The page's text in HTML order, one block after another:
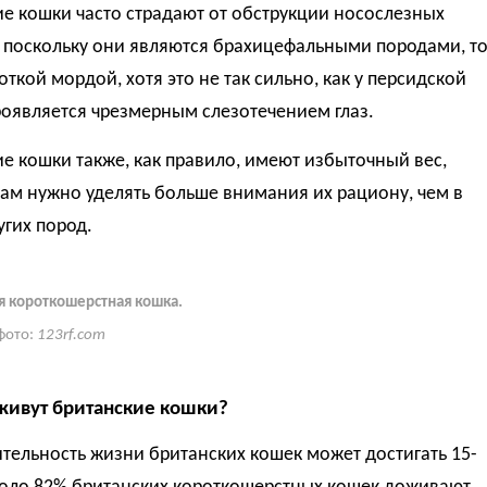
кошки часто страдают от обструкции носослезных
поскольку они являются брахицефальными породами, то
мордой, хотя это не так сильно, как у персидской
чрезмерным слезотечением глаз.
кошки также, как правило, имеют избыточный вес,
нужно уделять больше внимания их рациону, чем в
пород.
короткошерстная кошка.
123rf.com
британские кошки?
жизни британских кошек может достигать 15-